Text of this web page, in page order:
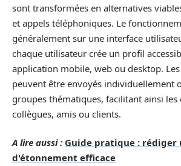
sont transformées en alternatives
et appels téléphoniques. Le
généralement sur une interface
chaque utilisateur crée un profil
application mobile, web ou desktop.
peuvent être envoyés individuellement
groupes thématiques, facilitant ainsi les
collègues, amis ou clients.
A lire aussi : Guide pratique : rédiger
d'étonnement efficace